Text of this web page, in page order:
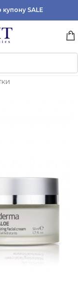
SALE